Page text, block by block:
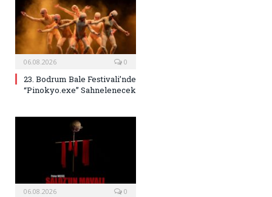
06.08.2026 0
23. Bodrum Bale Festivali’nde
“Pinokyo.exe” Sahnelenecek
06.08.2026 0